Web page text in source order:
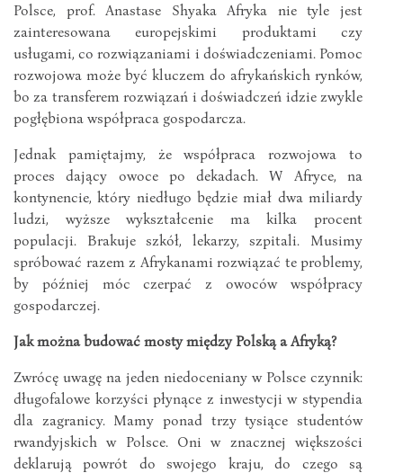
Polsce, prof. Anastase Shyaka Afryka nie tyle jest
zainteresowana europejskimi produktami czy
usługami, co rozwiązaniami i doświadczeniami. Pomoc
rozwojowa może być kluczem do afrykańskich rynków,
bo za transferem rozwiązań i doświadczeń idzie zwykle
pogłębiona współpraca gospodarcza.
Jednak pamiętajmy, że współpraca rozwojowa to
proces dający owoce po dekadach. W Afryce, na
kontynencie, który niedługo będzie miał dwa miliardy
ludzi, wyższe wykształcenie ma kilka procent
populacji. Brakuje szkół, lekarzy, szpitali. Musimy
spróbować razem z Afrykanami rozwiązać te problemy,
by później móc czerpać z owoców współpracy
gospodarczej.
Jak można budować mosty między Polską a Afryką?
Zwrócę uwagę na jeden niedoceniany w Polsce czynnik:
długofalowe korzyści płynące z inwestycji w stypendia
dla zagranicy. Mamy ponad trzy tysiące studentów
rwandyjskich w Polsce. Oni w znacznej większości
deklarują powrót do swojego kraju, do czego są